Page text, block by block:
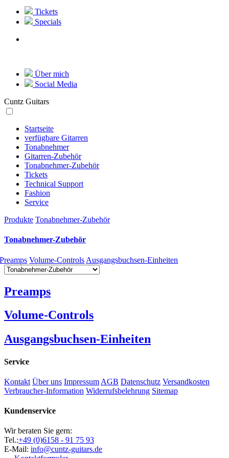
Tickets
Specials
Über mich
Social Media
Cuntz Guitars
Startseite
verfügbare Gitarren
Tonabnehmer
Gitarren-Zubehör
Tonabnehmer-Zubehör
Tickets
Technical Support
Fashion
Service
Produkte Tonabnehmer-Zubehör
Tonabnehmer-Zubehör
Preamps Volume-Controls Ausgangsbuchsen-Einheiten
Preamps
Volume-Controls
Ausgangsbuchsen-Einheiten
Service
Kontakt Über uns Impressum AGB Datenschutz Versandkosten
Verbraucher-Information Widerrufsbelehrung Sitemap
Kundenservice
Wir beraten Sie gern:
Tel.:+49 (0)6158 - 91 75 93
E-Mail: info@cuntz-guitars.de